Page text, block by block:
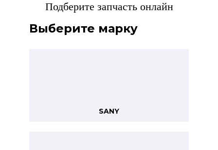
Подберите запчасть онлайн
Выберите марку
SANY